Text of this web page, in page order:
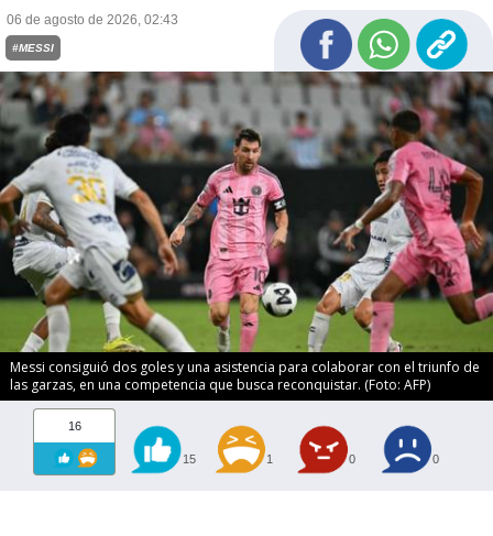
06 de agosto de 2026, 02:43
#MESSI
Messi consiguió dos goles y una asistencia para colaborar con el triunfo de
las garzas, en una competencia que busca reconquistar. (Foto: AFP)
16
15 1 0 0